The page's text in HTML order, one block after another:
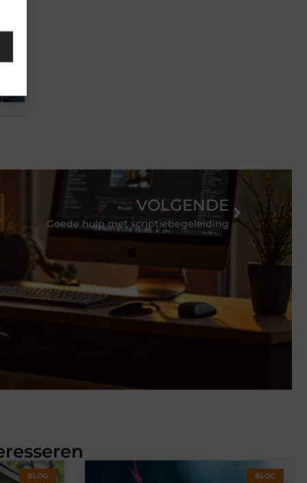
VOLGENDE
Goede hulp met scriptiebegeleiding
BLOG BLOG